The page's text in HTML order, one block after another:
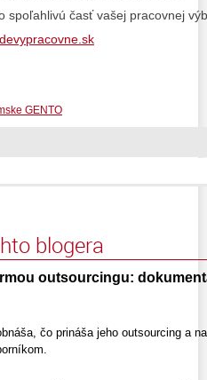
spoľahlivú časť vašej pracovnej
GENTO
blogera
outsourcingu:
čo prináša jeho outsourcing a